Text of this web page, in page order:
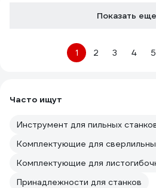
Показать
1 2 3 4 5
Часто ищут
Инструмент для пильных
Комплектующие для
Комплектующие для
Принадлежности для станков